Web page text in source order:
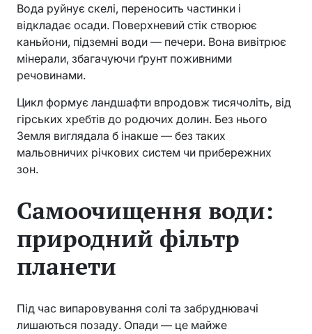
Вода руйнує скелі, переносить частинки і
відкладає осади. Поверхневий стік створює
каньйони, підземні води — печери. Вона вивітрює
мінерали, збагачуючи ґрунт поживними
речовинами.
Цикл формує ландшафти впродовж тисячоліть, від
гірських хребтів до родючих долин. Без нього
Земля виглядала б інакше — без таких
мальовничих річкових систем чи прибережних
зон.
Самоочищення води:
природний фільтр
планети
Під час випаровування солі та забруднювачі
лишаються позаду. Опади — це майже